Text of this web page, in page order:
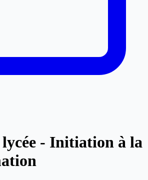
- Initiation à la